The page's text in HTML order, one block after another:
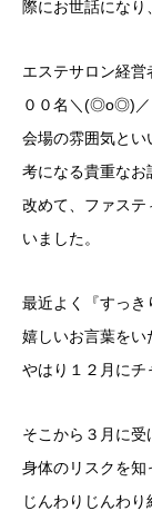
際にお世話になり
エステサロン経営
００名＼(◎o◎)／
会場の雰囲気と
考になる貴重なお
改めて、ファステ
いました。
最近よく『すっき
嬉しいお言葉をい
やはり１２月にチ
そこから３月に受
身体のリスクを知
じんわりじんわ